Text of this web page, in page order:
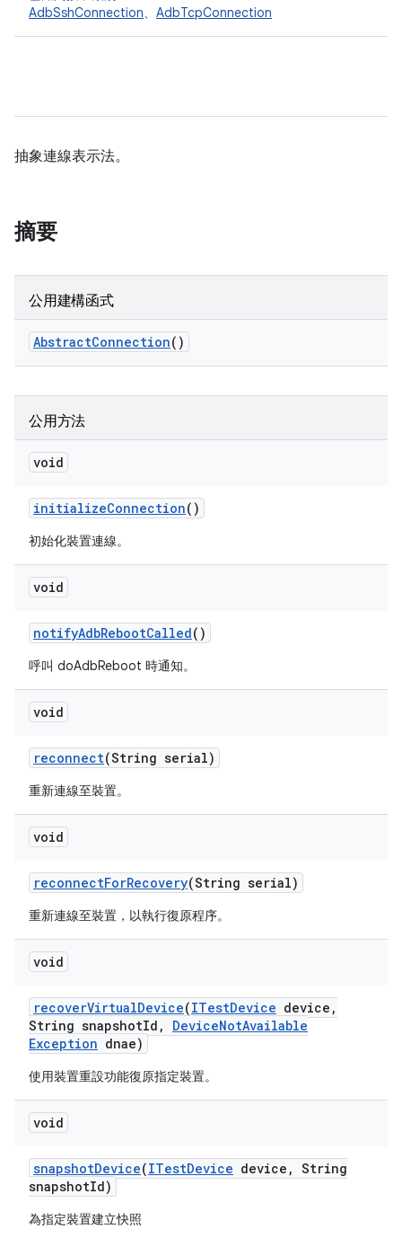
AdbSshConnection、 AdbTcpConnection
抽象連線表示法。
摘要
公用建構函式
AbstractConnection()
公用方法
void
initializeConnection()
初始化裝置連線。
void
notifyAdbRebootCalled()
呼叫 doAdbReboot 時通知。
void
reconnect(String serial)
重新連線至裝置。
void
reconnectForRecovery(String serial)
重新連線至裝置，以執行復原程序。
void
recoverVirtualDevice(ITestDevice device ,
String snapshotId , DeviceNotAvailable
Exception dnae)
使用裝置重設功能復原指定裝置。
void
snapshotDevice(ITestDevice device , String
snapshotId)
為指定裝置建立快照